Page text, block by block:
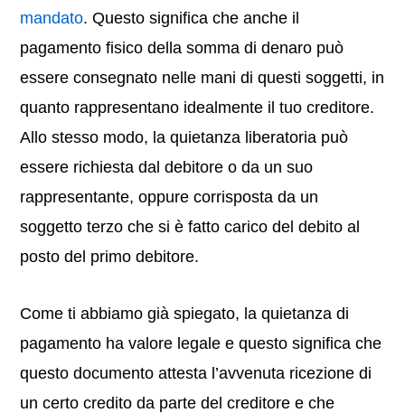
mandato. Questo significa che anche il
pagamento fisico della somma di denaro può
essere consegnato nelle mani di questi soggetti, in
quanto rappresentano idealmente il tuo creditore.
Allo stesso modo, la quietanza liberatoria può
essere richiesta dal debitore o da un suo
rappresentante, oppure corrisposta da un
soggetto terzo che si è fatto carico del debito al
posto del primo debitore.
Come ti abbiamo già spiegato, la quietanza di
pagamento ha valore legale e questo significa che
questo documento attesta l’avvenuta ricezione di
un certo credito da parte del creditore e che